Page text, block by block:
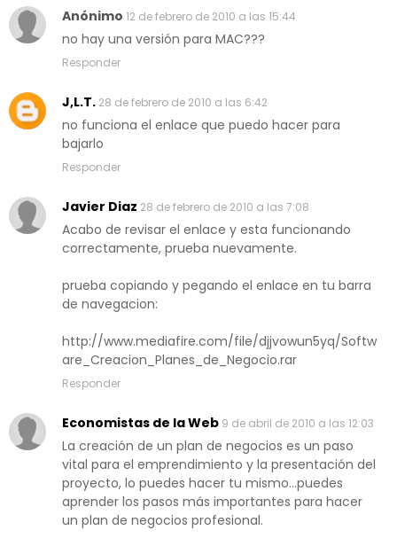
Anónimo 12 de febrero de 2010 a las 15:44
no hay una versión para MAC???
Responder
J,L.T. 28 de febrero de 2010 a las 6:42
no funciona el enlace que puedo hacer para
bajarlo
Responder
Javier Diaz 28 de febrero de 2010 a las 7:08
Acabo de revisar el enlace y esta funcionando
correctamente, prueba nuevamente.
prueba copiando y pegando el enlace en tu barra
de navegacion:
http://www.mediafire.com/file/djjvowun5yq/Softw
are_Creacion_Planes_de_Negocio.rar
Responder
Economistas de la Web 9 de abril de 2010 a las 12:03
La creación de un plan de negocios es un paso
vital para el emprendimiento y la presentación del
proyecto, lo puedes hacer tu mismo...puedes
aprender los pasos más importantes para hacer
un plan de negocios profesional.